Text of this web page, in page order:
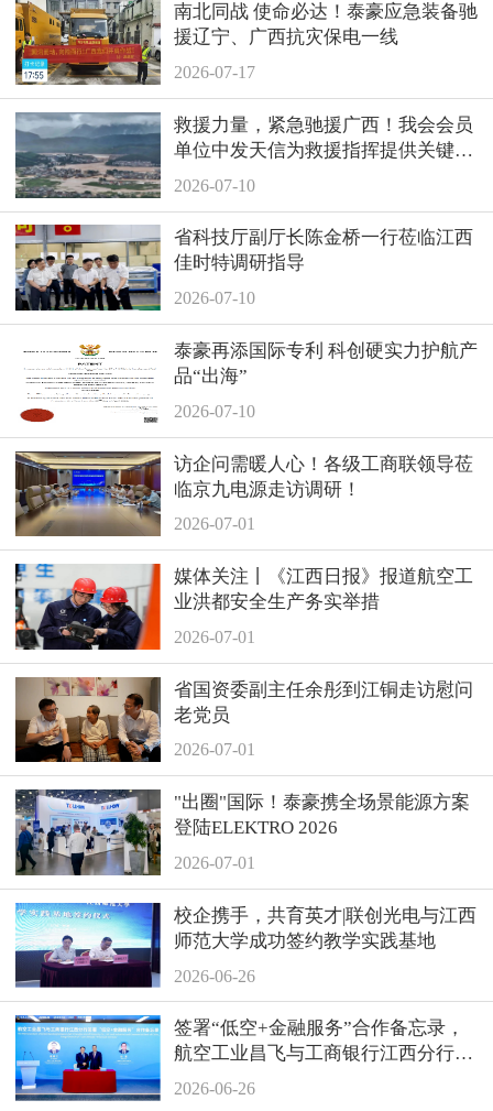
南北同战 使命必达！泰豪应急装备驰
援辽宁、广西抗灾保电一线
2026-07-17
救援力量，紧急驰援广西！我会会员
单位中发天信为救援指挥提供关键支
撑！
2026-07-10
省科技厅副厅长陈金桥一行莅临江西
佳时特调研指导
2026-07-10
泰豪再添国际专利 科创硬实力护航产
品“出海”
2026-07-10
访企问需暖人心！各级工商联领导莅
临京九电源走访调研！
2026-07-01
媒体关注丨《江西日报》报道航空工
业洪都安全生产务实举措
2026-07-01
省国资委副主任余彤到江铜走访慰问
老党员
2026-07-01
"出圈"国际！泰豪携全场景能源方案
登陆ELEKTRO 2026
2026-07-01
校企携手，共育英才|联创光电与江西
师范大学成功签约教学实践基地
2026-06-26
签署“低空+金融服务”合作备忘录，
航空工业昌飞与工商银行江西分行达
成战略合作
2026-06-26